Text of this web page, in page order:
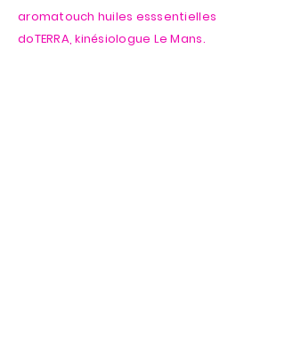
aromatouch huiles esssentielles
doTERRA, kinésiologue Le Mans.